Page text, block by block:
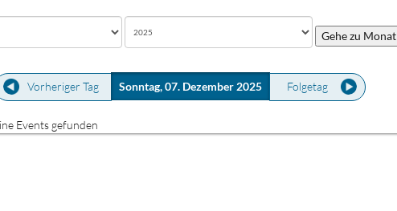
Gehe zu Monat
Vorheriger Tag Sonntag, 07. Dezember 2025 Folgetag
Events gefunden